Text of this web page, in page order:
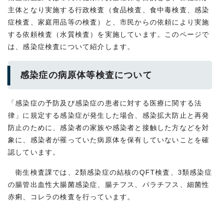
主体となり実施する行政検査（食品検査、食中毒検査、感染
症検査、家庭用品等の検査）と、市民からの依頼により実施
する依頼検査（水質検査）を実施しています。このページで
は、感染症検査について紹介します。
感染症の病原体等検査について
「感染症の予防及び感染症の患者に対する医療に関する法
律」に規定する感染症が発生した場合、感染拡大防止と再発
防止のために、感染者の家族や感染者と接触した方などを対
象に、感染者が罹っていた病原体を保有していないことを確
認しています。
衛生検査課では、2類感染症の結核のQFT検査、3類感染症
の腸管出血性大腸菌感染症、腸チフス、パラチフス、細菌性
赤痢、コレラの検査を行っています。